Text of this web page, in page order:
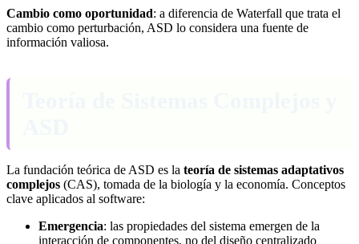
Cambio como oportunidad: a diferencia de Waterfall que trata el
cambio como perturbación, ASD lo considera una fuente de
información valiosa.
La fundación teórica de ASD es la teoría de sistemas adaptativos
complejos (CAS), tomada de la biología y la economía. Conceptos
clave aplicados al software:
Emergencia: las propiedades del sistema emergen de la
interacción de componentes, no del diseño centralizado